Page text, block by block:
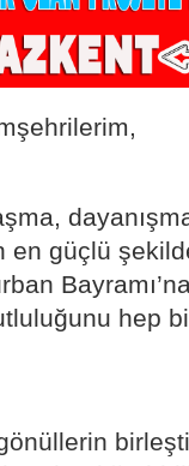
en güçlü
hep